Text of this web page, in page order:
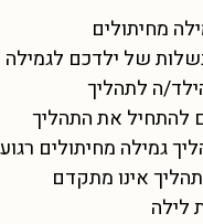
מחיתולים
של ילדכם לגמילה
ה לתהליך
להתחיל את התהליך
גמילה מחיתולים רגוע
אינו מתקדם
לילה